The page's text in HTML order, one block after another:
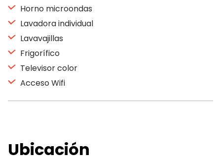
Horno microondas
Lavadora individual
Lavavajillas
Frigorífico
Televisor color
Acceso Wifi
Ubicación